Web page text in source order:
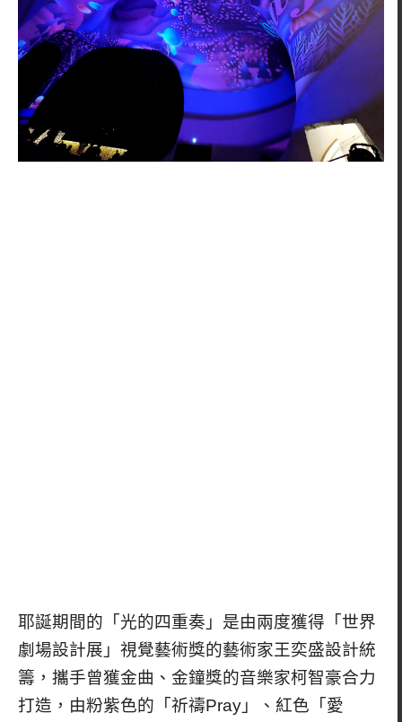
耶誕期間的「光的四重奏」是由兩度獲得「世界
劇場設計展」視覺藝術獎的藝術家王奕盛設計統
籌，攜手曾獲金曲、金鐘獎的音樂家柯智豪合力
打造，由粉紫色的「祈禱Pray」、紅色「愛